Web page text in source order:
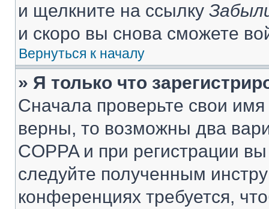
и щелкните на ссылку
и скоро вы снова сможете
Вернуться к началу
» Я только что
Сначала проверьте свои
верны, то возможны два
COPPA и при регистрации
следуйте полученным
конференциях требуется,